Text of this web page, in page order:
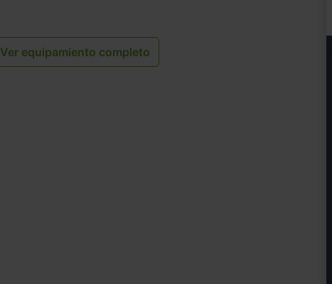
Ver equipamiento completo